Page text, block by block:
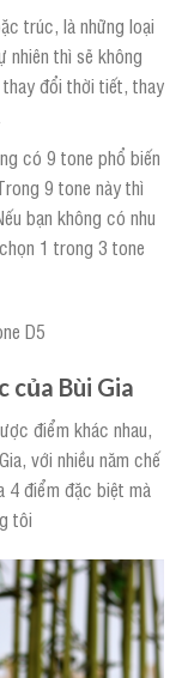
trúc, là những loại
nhiên thì sẽ không
đổi thời tiết, thay
có 9 tone phổ biến
9 tone này thì
bạn không có nhu
1 trong 3 tone
D5
của Bùi Gia
điểm khác nhau,
với nhiều năm chế
4 điểm đặc biệt mà
tôi